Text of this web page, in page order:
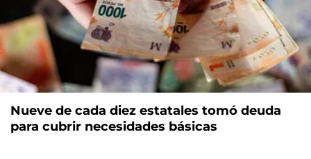
Nueve de cada diez estatales tomó deuda
para cubrir necesidades básicas